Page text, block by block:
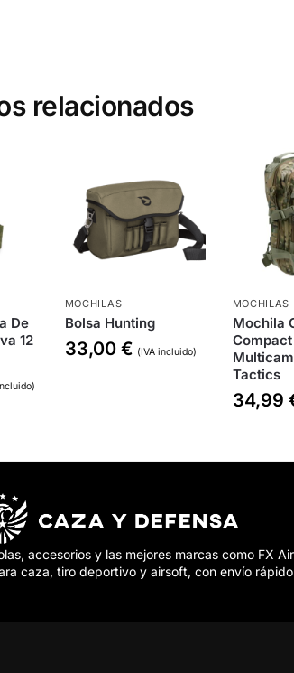
relacionados
De
12
MOCHILAS
Bolsa Hunting
33,00 € (IVA incluido)
MOCHILAS
Mochila
Tactics
34,99
accesorios y las mejores marcas como FX
caza, tiro deportivo y airsoft, con envío